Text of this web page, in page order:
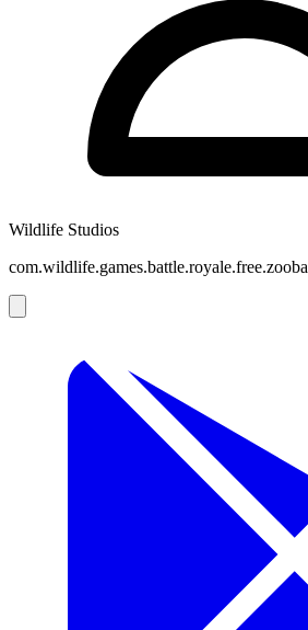
Wildlife Studios
com.wildlife.games.battle.royale.free.zooba